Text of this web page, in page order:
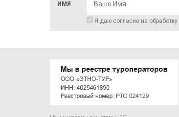
ИМЯ
Я даю согласие на обработку